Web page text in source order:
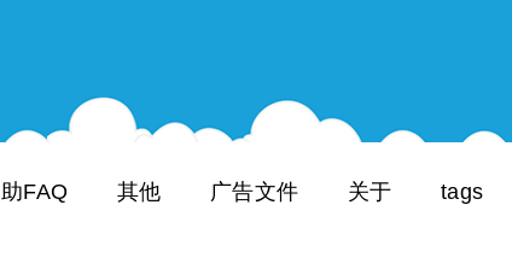
FAQ 其他 广告文件 关于 tags